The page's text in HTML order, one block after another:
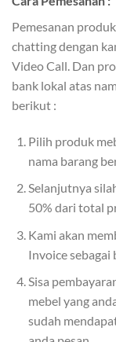
Pemesanan
chatting dengan
Video Call. Dan
bank lokal atas
berikut :
Pilih produk
nama barang
Selanjutnya
50% dari total
Kami akan
Invoice sebagai
Sisa
mebel yang
sudah